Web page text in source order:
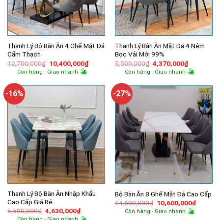
Thanh Lý Bộ Bàn Ăn 4 Ghế Mặt Đá
Cẩm Thạch
12,700,000₫ Giá
gốc
là:
10,400,000₫Giá
hiện
10,400,000₫.
Còn hàng - Giao nhanh
Thanh Lý Bàn Ăn Mặt Đá 4 Nệm
Bọc Vải Mới 99%
5,500,000₫ Giá
gốc
là:
4,370,000₫Giá
hiện
tại
Còn hàng - Giao nhanh
-16%
Thanh Lý Bộ Bàn Ăn Nhập Khẩu
Cao Cấp Giá Rẻ
5,500,000₫ Giá
gốc
4,630,000₫Giá
hiện
-27%
Bộ Bàn Ăn 8 Ghế Mặt Đá Cao Cấp
14,500,000₫ Giá
gốc
là:
10,600,000₫Giá
hiện
Còn hàng - Giao nhanh